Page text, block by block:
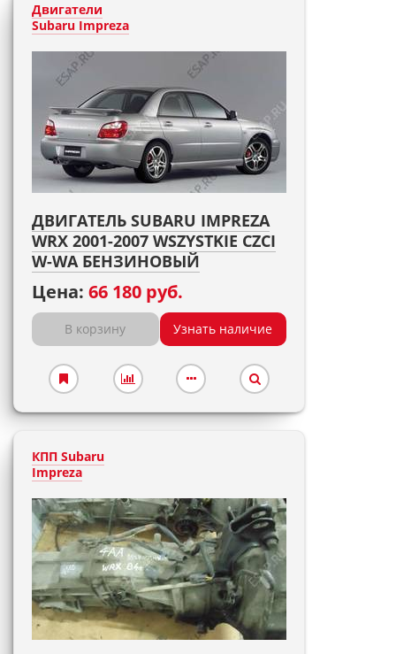
Двигатели
Subaru Impreza
ДВИГАТЕЛЬ SUBARU IMPREZA
WRX 2001-2007 WSZYSTKIE CZCI
W-WA БЕНЗИНОВЫЙ
Цена: 66 180 руб.
В корзину Узнать наличие
КПП Subaru
Impreza